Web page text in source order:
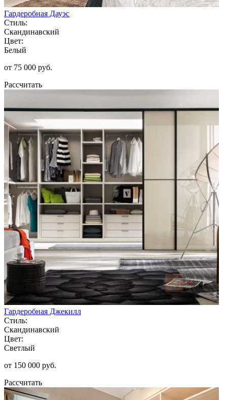
Гардеробная Дауэс
Стиль:
Скандинавский
Цвет:
Белый
от 75 000 руб.
Рассчитать
Гардеробная Джекилл
Стиль:
Скандинавский
Цвет:
Светлый
от 150 000 руб.
Рассчитать